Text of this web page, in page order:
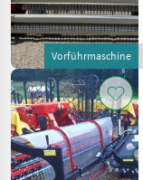
Vorführmaschine